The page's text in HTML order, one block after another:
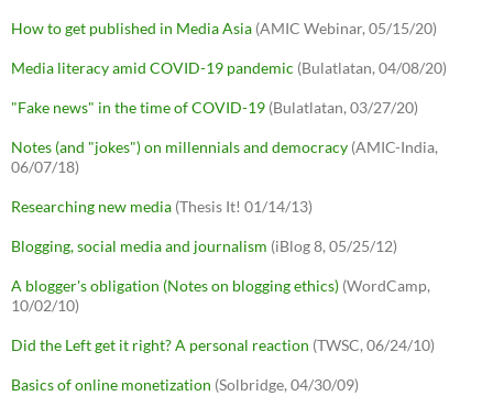
How to get published in Media Asia (AMIC Webinar, 05/15/20)
Media literacy amid COVID-19 pandemic (Bulatlatan, 04/08/20)
"Fake news" in the time of COVID-19 (Bulatlatan, 03/27/20)
Notes (and "jokes") on millennials and democracy (AMIC-India,
06/07/18)
Researching new media (Thesis It! 01/14/13)
Blogging, social media and journalism (iBlog 8, 05/25/12)
A blogger's obligation (Notes on blogging ethics) (WordCamp,
10/02/10)
Did the Left get it right? A personal reaction (TWSC, 06/24/10)
Basics of online monetization (Solbridge, 04/30/09)